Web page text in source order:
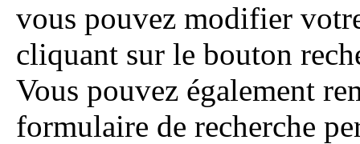
vous pouvez modifier
cliquant sur le bouton
Vous pouvez également
formulaire de recherche